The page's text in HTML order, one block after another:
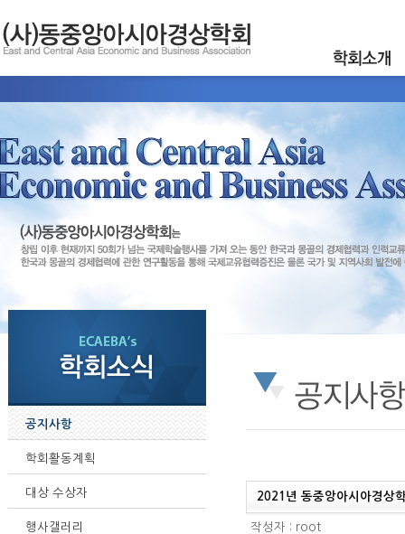
공지사항
학회활동계획
대상 수상자
행사갤러리
2021년 동중앙아시아경상
작성자 : root